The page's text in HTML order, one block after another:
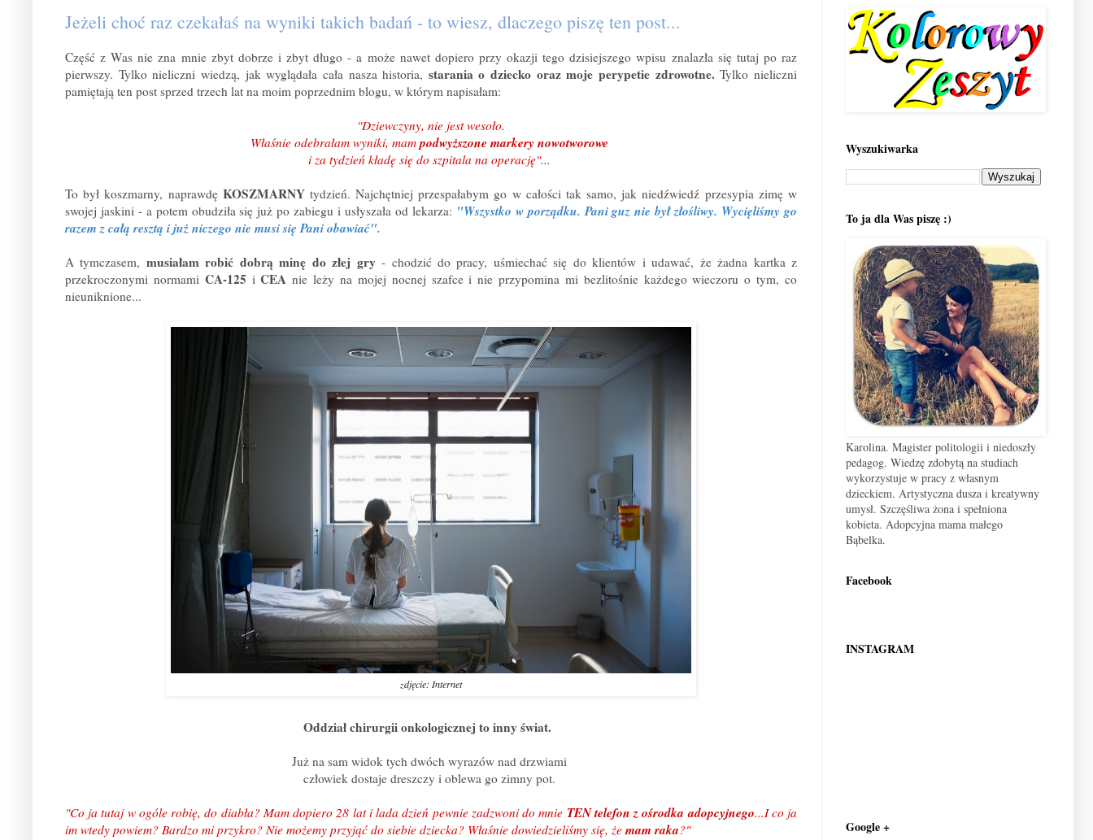
Jeżeli choć raz czekałaś na wyniki takich badań - to wiesz, dlaczego piszę ten post...
Część z Was nie zna mnie zbyt dobrze i zbyt długo - a może nawet dopiero przy okazji tego dzisiejszego wpisu znalazła się tutaj po raz
pierwszy. Tylko nieliczni wiedzą, jak wyglądała cała nasza historia, starania o dziecko oraz moje perypetie zdrowotne. Tylko nieliczni
pamiętają ten post sprzed trzech lat na moim poprzednim blogu, w którym napisałam:
"Dziewczyny, nie jest wesoło.
Właśnie odebrałam wyniki, mampodwyższone markery nowotworowe
i za tydzień kładę się do szpitala na operację"...
To był koszmarny, naprawdę KOSZMARNYtydzień. Najchętniej przespałabym go w całości tak samo, jak niedźwiedź przesypia zimę w
swojej jaskini - a potem obudziła się już po zabiegu i usłyszała od lekarza: "Wszystko w porządku. Pani guz nie był złośliwy. Wycięliśmy go
razem z całą resztą i już niczego nie musi się Pani obawiać".
A tymczasem, musiałam robić dobrą minę do złej gry- chodzić do pracy, uśmiechać się do klientów i udawać, że żadna kartka z
przekroczonymi normami CA-125 iCEA nie leży na mojej nocnej szafce i nie przypomina mi bezlitośnie każdego wieczoru o tym, co
nieuniknione...
zdjęcie: Internet
Oddział chirurgii onkologicznej to inny świat.
Już na sam widok tych dwóch wyrazów nad drzwiami
człowiek dostaje dreszczy i oblewa go zimny pot.
"Co ja tutaj w ogóle robię, do diabła? Mam dopiero 28 lat i lada dzień pewnie zadzwoni do mnie TEN telefon z ośrodka adopcyjnego...I co ja
im wtedy powiem? Bardzo mi przykro? Nie możemy przyjąć do siebie dziecka? Właśnie dowiedzieliśmy się, że mam raka?"
Wyszukiwarka
To ja dla Was piszę :)
Karolina. Magister politologii i niedoszły
pedagog. Wiedzę zdobytą na studiach
wykorzystuje w pracy z własnym
dzieckiem. Artystyczna dusza i kreatywny
umysł. Szczęśliwa żona i spełniona
kobieta. Adopcyjna mama małego
Bąbelka.
Facebook
INSTAGRAM
Google +